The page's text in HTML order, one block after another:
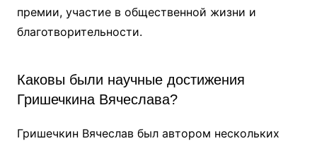
премии, участие в общественной жизни и
благотворительности.
Каковы были научные достижения
Гришечкина Вячеслава?
Гришечкин Вячеслав был автором нескольких